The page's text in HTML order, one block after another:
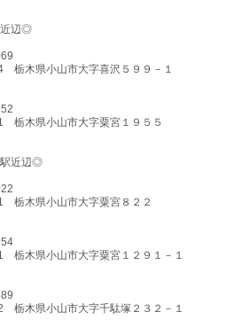
近辺◎
栃木県小山市大字喜沢５９９－１
栃木県小山市大字粟宮１９５５
近辺◎
栃木県小山市大字粟宮８２２
栃木県小山市大字粟宮１２９１－１
栃木県小山市大字千駄塚２３２－１